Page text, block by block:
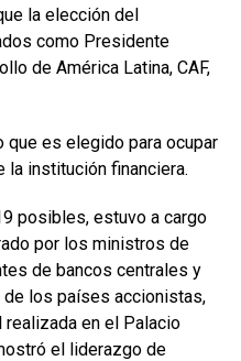
la elección del
como Presidente
de América Latina, CAF,
que es elegido para ocupar
la institución financiera.
posibles, estuvo a cargo
por los ministros de
de bancos centrales y
los países accionistas,
realizada en el Palacio
el liderazgo de